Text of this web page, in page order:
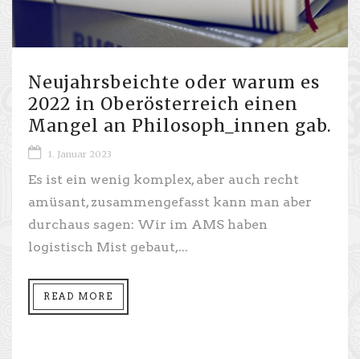
Neujahrsbeichte oder warum es
2022 in Oberösterreich einen
Mangel an Philosoph_innen gab.
1. Januar 2023
Es ist ein wenig komplex, aber auch recht
amüsant, zusammengefasst kann man aber
durchaus sagen: Wir im AMS haben
logistisch Mist gebaut,...
READ MORE